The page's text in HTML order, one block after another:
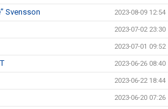
Svensson 2023-08-09 12:54
2023-07-02 23:30
2023-07-01 09:52
2023-06-26 08:40
2023-06-22 18:44
2023-06-20 07:26